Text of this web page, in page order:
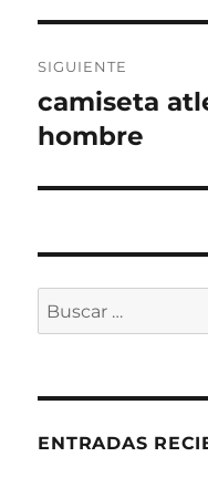
SIGUIENTE
Entrada
siguiente:
camiseta
hombre
Buscar
por:
ENTRADAS